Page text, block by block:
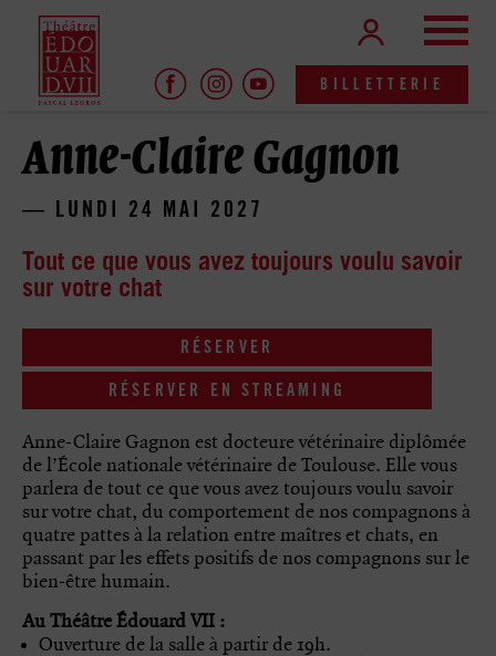
contenu
principal
BILLETTERIE
Anne-Claire Gagnon
LUNDI 24 MAI 2027
Tout ce que vous avez toujours voulu savoir
sur votre chat
RÉSERVER
RÉSERVER EN STREAMING
Anne-Claire Gagnon est docteure vétérinaire diplômée
de l’École nationale vétérinaire de Toulouse. Elle vous
parlera de tout ce que vous avez toujours voulu savoir
sur votre chat, du comportement de nos compagnons à
quatre pattes à la relation entre maîtres et chats, en
passant par les effets positifs de nos compagnons sur le
bien-être humain.
Au Théâtre Édouard VII :
Ouverture de la salle à partir de 19h.
Panneau de gestion des cookies